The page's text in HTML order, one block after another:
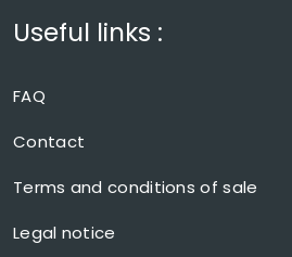
Useful links :
FAQ
Contact
Terms and conditions of sale
Legal notice